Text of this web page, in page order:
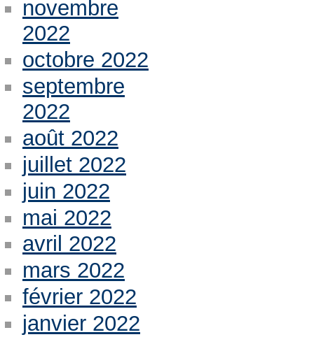
novembre
2022
octobre 2022
septembre
2022
août 2022
juillet 2022
juin 2022
mai 2022
avril 2022
mars 2022
février 2022
janvier 2022